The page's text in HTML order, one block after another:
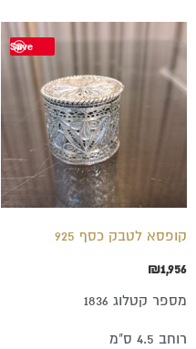
Save
קופסא לטבק כסף 925
₪1,956
מספר קטלוג 1836
רוחב 4.5 ס"מ